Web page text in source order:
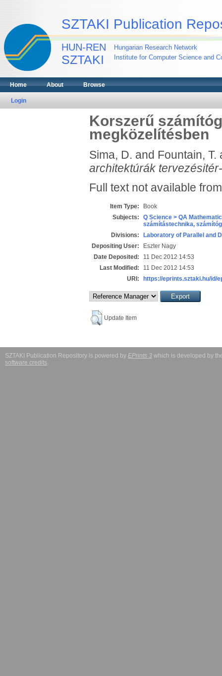
SZTAKI Publication
HUN-REN
SZTAKI
Hungarian Research Network
Institute for Computer Science and
Home About Browse
Login
Korszerű
megközelítésben
Sima, D. and Fountain, T.
architektúrák
Full text not available
Item Type:
Book
Subjects:
Q Science > QA
számítástechnika,
Divisions:
Laboratory of Parallel and
Depositing User:
Eszter Nagy
Date Deposited:
11 Dec 2012 14:53
Last Modified:
11 Dec 2012 14:53
URI:
https://eprints.sztaki.hu/id/
Update Item
SZTAKI Publication Repository is powered by EPrints 3 which is developed by
software credits.